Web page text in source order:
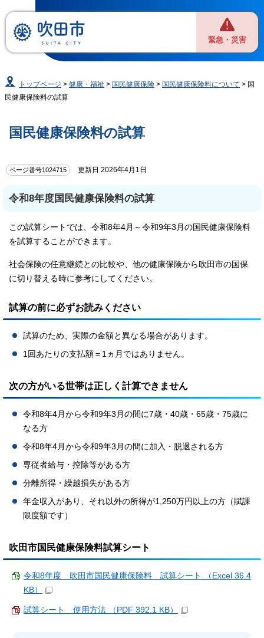
緊急・災害
トップページ >健康・福祉 > 国民健康保険 > 国民健康保険料について > 国
民健康保険料の試算
国民健康保険料の試算
ページ番号1024715 更新日 2026年4月1日
令和8年度国民健康保険料の試算
この試算シートでは、令和8年4月～令和9年3月の国民健康保険料
を試算することができます。
社会保険の任意継続との比較や、他の健康保険から吹田市の国保
に切り替える時に参考にしてください。
試算の前に必ずお読みください
試算のため、実際の金額と異なる場合があります。
1回あたりの支払額＝1ヵ月ではありません。
次の方がいる世帯は正しく計算できません
令和8年4月から令和9年3月の間に7歳・40歳・65歳・75歳に
なる方
令和8年4月から令和9年3月の間に加入・脱退される方
専従者給与・控除等がある方
分離所得・繰越損失がある方
年金収入があり、それ以外の所得が1,250万円以上の方（賦課
限度額です）
吹田市国民健康保険料試算シート
令和8年度 吹田市国民健康保険料 試算シート （Excel 36.4
KB）
試算シート 使用方法 （PDF 392.1 KB）